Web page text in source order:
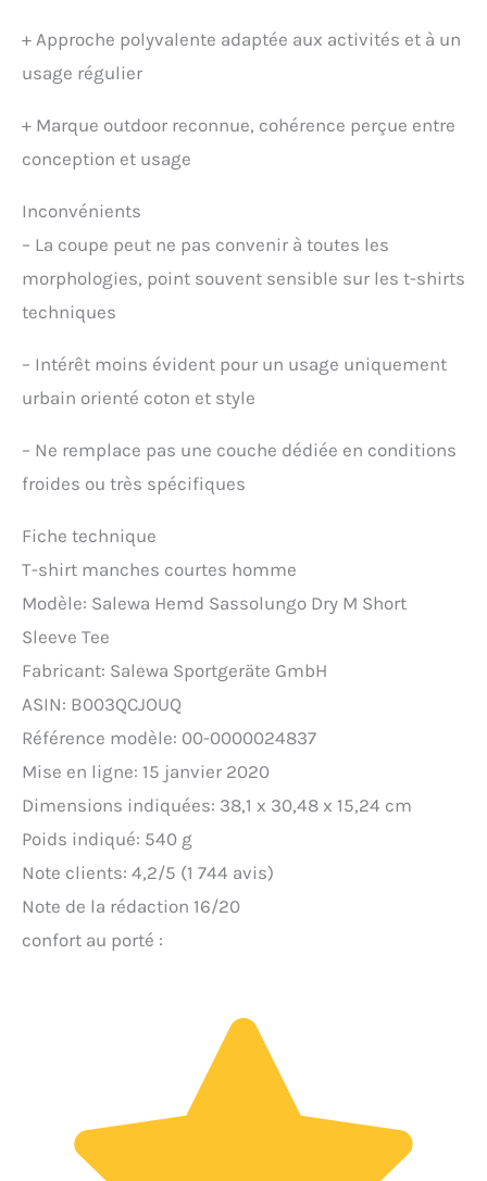
+ Approche polyvalente adaptée aux activités et à un
usage régulier
+ Marque outdoor reconnue, cohérence perçue entre
conception et usage
Inconvénients
– La coupe peut ne pas convenir à toutes les
morphologies, point souvent sensible sur les t-shirts
techniques
– Intérêt moins évident pour un usage uniquement
urbain orienté coton et style
– Ne remplace pas une couche dédiée en conditions
froides ou très spécifiques
Fiche technique
T-shirt manches courtes homme
Modèle: Salewa Hemd Sassolungo Dry M Short
Sleeve Tee
Fabricant: Salewa Sportgeräte GmbH
ASIN: B003QCJOUQ
Référence modèle: 00-0000024837
Mise en ligne: 15 janvier 2020
Dimensions indiquées: 38,1 x 30,48 x 15,24 cm
Poids indiqué: 540 g
Note clients: 4,2/5 (1 744 avis)
Note de la rédaction 16/20
confort au porté :